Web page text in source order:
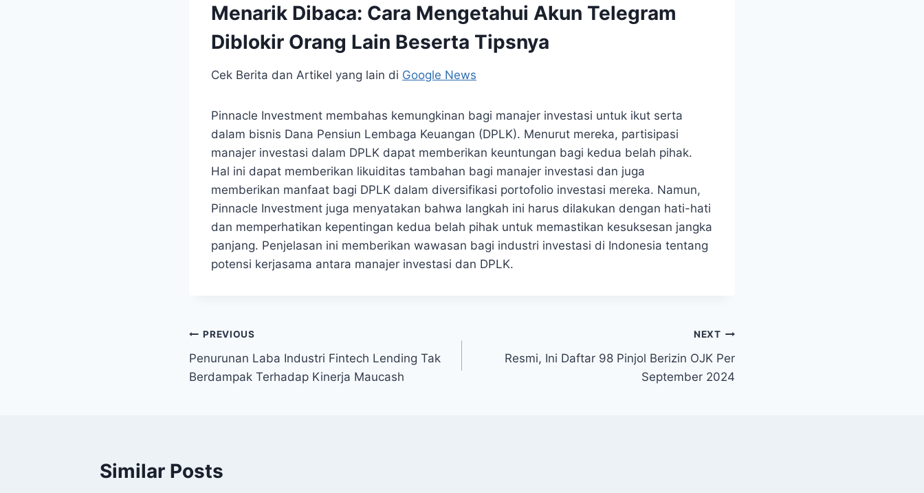
Menarik Dibaca: Cara Mengetahui Akun Telegram
Diblokir Orang Lain Beserta Tipsnya
Cek Berita dan Artikel yang lain di Google News
Pinnacle Investment membahas kemungkinan bagi manajer investasi untuk ikut serta
dalam bisnis Dana⁤ Pensiun Lembaga Keuangan (DPLK). Menurut ‌mereka, partisipasi
manajer investasi dalam DPLK dapat memberikan keuntungan bagi kedua belah pihak.
Hal⁣ ini dapat memberikan likuiditas tambahan bagi manajer investasi dan juga
memberikan manfaat‍ bagi DPLK dalam diversifikasi portofolio investasi mereka. Namun,
Pinnacle Investment juga menyatakan bahwa langkah ini harus dilakukan dengan hati-hati
dan memperhatikan kepentingan kedua belah pihak untuk memastikan kesuksesan jangka
panjang. Penjelasan ini memberikan ‍wawasan bagi industri investasi di ⁤Indonesia tentang
potensi kerjasama ​antara manajer investasi dan DPLK.
Post
navigation
PREVIOUS
Penurunan Laba Industri Fintech Lending Tak
Berdampak Terhadap Kinerja Maucash
NEXT
Resmi, Ini Daftar 98 Pinjol Berizin OJK Per
September 2024
Similar Posts